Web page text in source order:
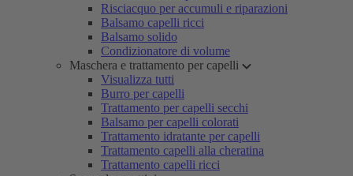
Risciacquo per accumuli e riparazioni
Balsamo capelli ricci
Balsamo solido
Condizionatore di volume
Maschera e trattamento per capelli
Visualizza tutti
Burro per capelli
Trattamento per capelli secchi
Balsamo per capelli colorati
Trattamento idratante per capelli
Trattamento capelli alla cheratina
Trattamento capelli ricci